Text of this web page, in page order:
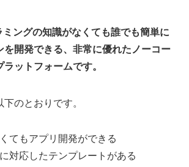
ングの知識がなくても誰でも簡単に
を開発できる、非常に優れたノーコー
ラットフォームです。
のとおりです。
てもアプリ開発ができる
対応したテンプレートがある